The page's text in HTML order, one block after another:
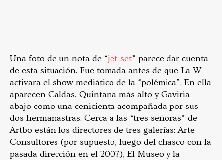
Una foto de un nota de “jet-set” parece dar cuenta
de esta situación. Fue tomada antes de que La W
activara el show mediático de la “polémica”. En ella
aparecen Caldas, Quintana más alto y Gaviria
abajo como una cenicienta acompañada por sus
dos hermanastras. Cerca a las “tres señoras” de
Artbo están los directores de tres galerías: Arte
Consultores (por supuesto, luego del chasco con la
pasada dirección en el 2007), El Museo y la